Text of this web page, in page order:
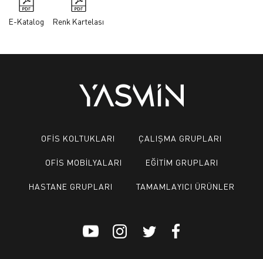
E-Katalog Renk Kartelası
OFİS KOLTUKLARI ÇALIŞMA GRUPLARI
OFİS MOBİLYALARI EĞİTİM GRUPLARI
HASTANE GRUPLARI TAMAMLAYICI ÜRÜNLER